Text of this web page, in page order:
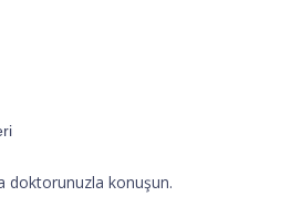
doktorunuzla konuşun.